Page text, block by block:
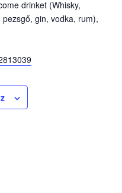
drinket (Whisky,
gin, vodka, rum),